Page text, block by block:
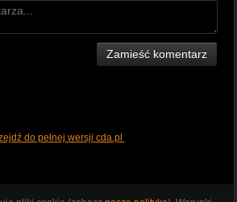
Zamieść komentarz
do pełnej wersji cda.pl